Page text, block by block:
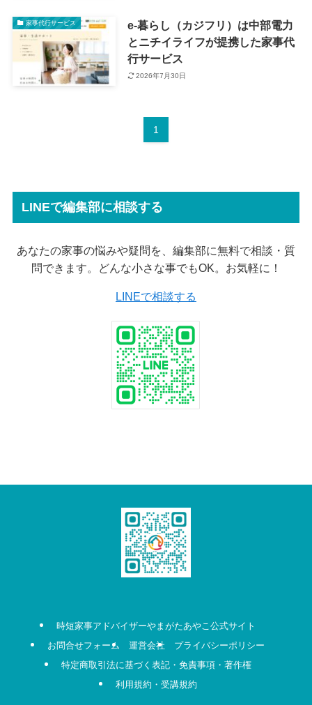
家事代行サービス
e-暮らし（カジフリ）は中部電力
とニチイライフが提携した家事代
行サービス
2026年7月30日
1
LINEで編集部に相談する
あなたの家事の悩みや疑問を、編集部に無料で相談・質
問できます。どんな小さな事でもOK。お気軽に！
LINEで相談する
時短家事アドバイザーやまがたあやこ公式サイト
お問合せフォーム
運営会社
プライバシーポリシー
特定商取引法に基づく表記・免責事項・著作権
利用規約・受講規約